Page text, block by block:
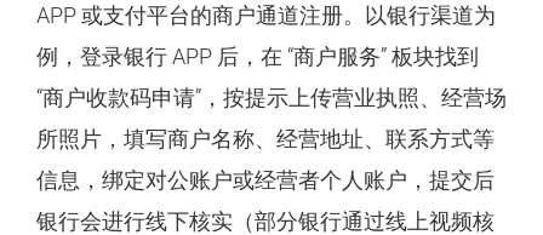
APP 或支付平台的商户通道注册。以银行渠道为
例，登录银行 APP 后，在 “商户服务” 板块找到
“商户收款码申请”，按提示上传营业执照、经营场
所照片，填写商户名称、经营地址、联系方式等
信息，绑定对公账户或经营者个人账户，提交后
银行会进行线下核实（部分银行通过线上视频核